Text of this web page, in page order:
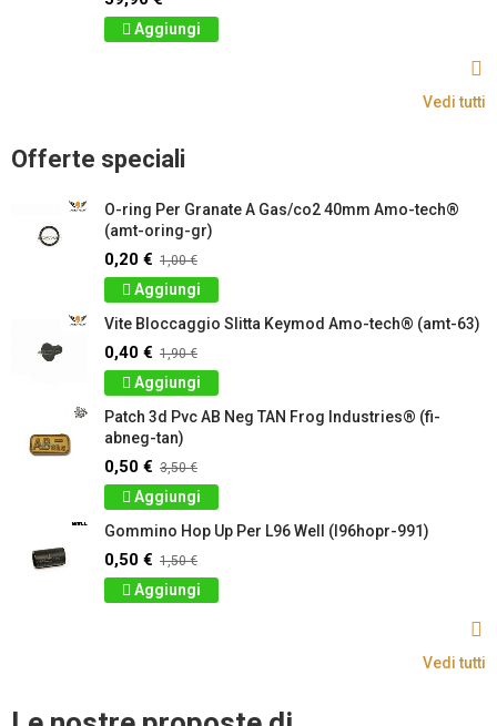
Aggiungi
Vedi tutti
Offerte speciali
O-ring Per Granate A Gas/co2 40mm Amo-tech®
(amt-oring-gr)
0,20 € 1,00 €
Aggiungi
Vite Bloccaggio Slitta Keymod Amo-tech® (amt-63)
0,40 € 1,90 €
Aggiungi
Patch 3d Pvc AB Neg TAN Frog Industries® (fi-
abneg-tan)
0,50 € 3,50 €
Aggiungi
Gommino Hop Up Per L96 Well (l96hopr-991)
0,50 € 1,50 €
Aggiungi
Vedi tutti